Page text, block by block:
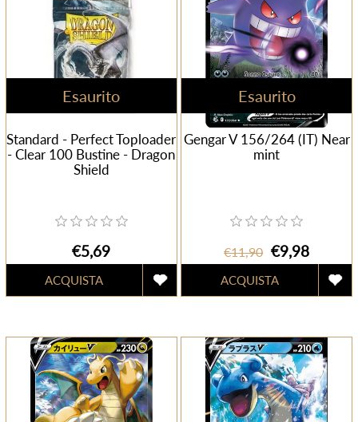
Esaurito
Standard - Perfect Toploader
- Clear 100 Bustine - Dragon
Shield
€5,69
Esaurito
Gengar V 156/264 (IT) Near
mint
€11,90 €9,98